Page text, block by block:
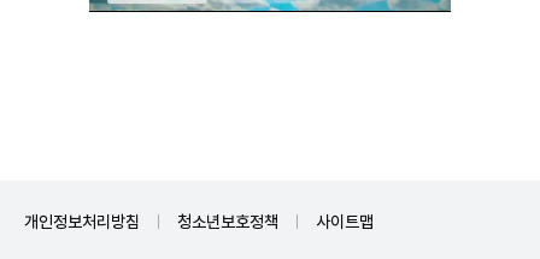
개인정보처리방침 청소년보호정책 사이트맵